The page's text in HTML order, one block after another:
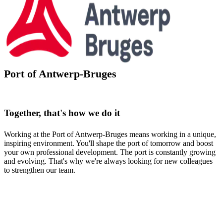
Port of Antwerp-Bruges
Together, that's how we do it
Working at the Port of Antwerp-Bruges means working in a unique,
inspiring environment. You'll shape the port of tomorrow and boost
your own professional development. The port is constantly growing
and evolving. That's why we're always looking for new colleagues
to strengthen our team.